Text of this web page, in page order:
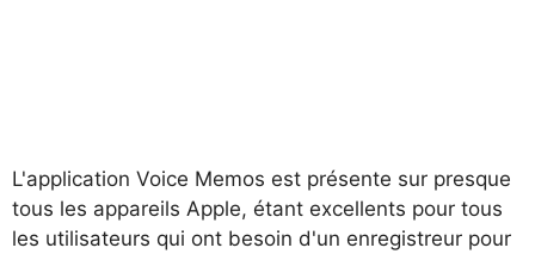
L'application Voice Memos est présente sur presque
tous les appareils Apple, étant excellents pour tous
les utilisateurs qui ont besoin d'un enregistreur pour